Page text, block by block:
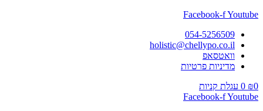
Facebook-fYoutube
054-5256509
holistic@chellypo.co.il
וואטסאפ
מדיניות פרטיות
₪0
0 עגלת קניות
Facebook-fYoutube